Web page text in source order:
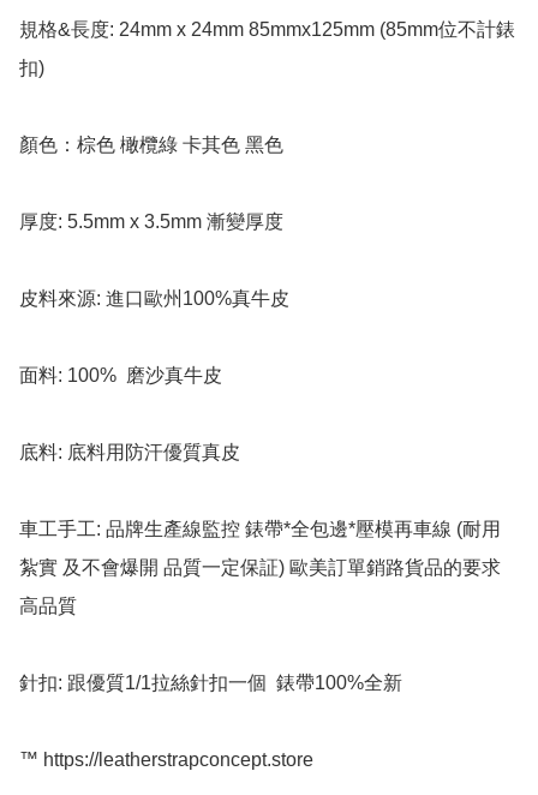
規格&長度: 24mm x 24mm 85mmx125mm (85mm位不計錶
扣)
顏色：棕色 橄欖綠 卡其色 黑色
厚度: 5.5mm x 3.5mm 漸變厚度
皮料來源: 進口歐州100%真牛皮
面料: 100%  磨沙真牛皮
底料: 底料用防汗優質真皮
車工手工: 品牌生產線監控 錶帶*全包邊*壓模再車線 (耐用
紮實 及不會爆開 品質一定保証) 歐美訂單銷路貨品的要求
高品質
針扣: 跟優質1/1拉絲針扣一個  錶帶100%全新
™️ https://leatherstrapconcept.store